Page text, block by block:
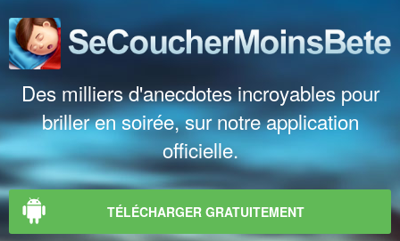
Des milliers d'anecdotes incroyables pour
briller en soirée, sur notre application
officielle.
TÉLÉCHARGER GRATUITEMENT